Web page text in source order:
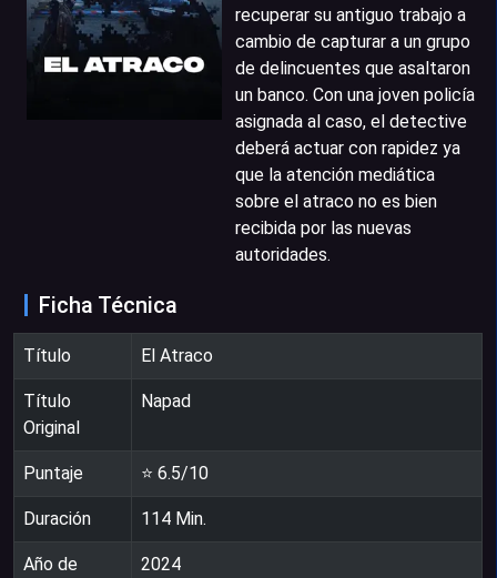
recuperar su antiguo trabajo a
cambio de capturar a un grupo
de delincuentes que asaltaron
un banco. Con una joven policía
asignada al caso, el detective
deberá actuar con rapidez ya
que la atención mediática
sobre el atraco no es bien
recibida por las nuevas
autoridades.
Ficha Técnica
Título El Atraco
Título
Original
Napad
Puntaje ⭐ 6.5/10
Duración 114 Min.
Año de
2024